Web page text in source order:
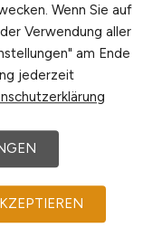
Wenn Sie auf
Verwendung aller
am Ende
jederzeit